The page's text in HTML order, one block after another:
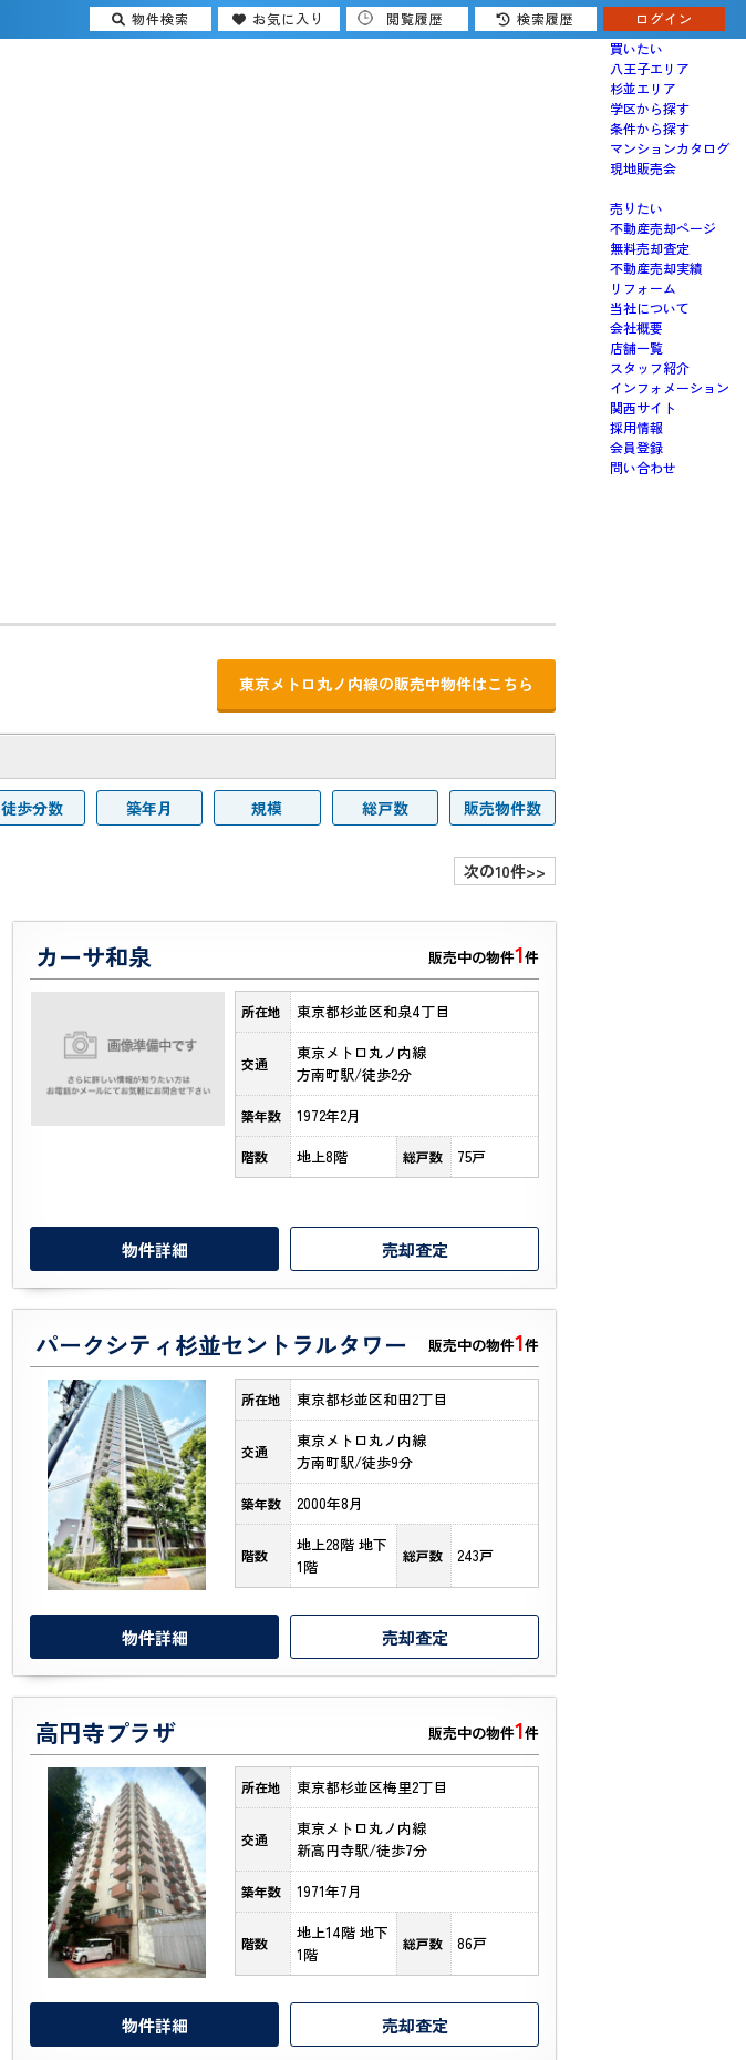
買いたい
八王子エリア
杉並エリア
学区から探す
条件から探す
マンションカタログ
現地販売会
売りたい
不動産売却ページ
無料売却査定
不動産売却実績
リフォーム
当社について
会社概要
店舗一覧
スタッフ紹介
インフォメーション
関西サイト
採用情報
会員登録
問い合わせ
東京メトロ丸ノ内線の販売中物件はこちら
徒歩分数 築年月 規模 総戸数 販売物件数
次の10件>>
カーサ和泉 販売中の物件1件
所在地 東京都杉並区和泉4丁目
交通
東京メトロ丸ノ内線
方南町駅/徒歩2分
築年数 1972年2月
階数 地上8階 総戸数 75戸
物件詳細 売却査定
パークシティ杉並セントラルタワー 販売中の物件1件
所在地 東京都杉並区和田2丁目
交通
東京メトロ丸ノ内線
方南町駅/徒歩9分
築年数 2000年8月
階数
地上28階 地下
1階
総戸数 243戸
物件詳細 売却査定
高円寺プラザ 販売中の物件1件
所在地 東京都杉並区梅里2丁目
交通
東京メトロ丸ノ内線
新高円寺駅/徒歩7分
築年数 1971年7月
階数
地上14階 地下
1階
総戸数 86戸
物件詳細 売却査定
物件検索 お気に入り 閲覧履歴 検索履歴 ログイン